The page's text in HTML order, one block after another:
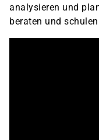
analysieren und
beraten und